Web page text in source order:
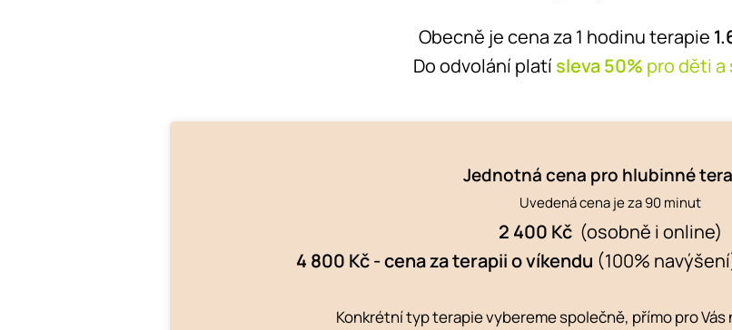
Obecně je cena za 1 hodinu terapie
Do odvolání platí sleva 50% pro děti
Jednotná cena pro hlubinné
Uvedená cena je za 90 minut
2 400 Kč (osobně i online)
4 800 Kč - cena za terapii o víkendu (100%
Konkrétní typ terapie vybereme společně, přímo pro Vás